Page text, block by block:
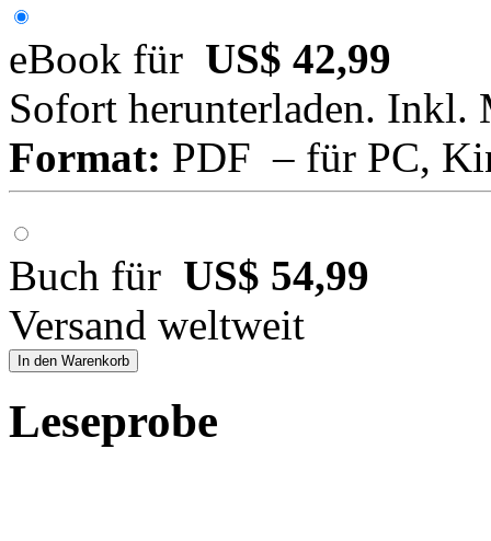
eBook für US$ 42,99
Sofort herunterladen. Inkl.
Format: PDF – für PC,
Buch für US$ 54,99
Versand weltweit
In den Warenkorb
Leseprobe